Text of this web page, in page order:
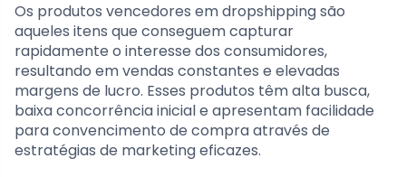
Os produtos vencedores em dropshipping são
aqueles itens que conseguem capturar
rapidamente o interesse dos consumidores,
resultando em vendas constantes e elevadas
margens de lucro. Esses produtos têm alta busca,
baixa concorrência inicial e apresentam facilidade
para convencimento de compra através de
estratégias de marketing eficazes.